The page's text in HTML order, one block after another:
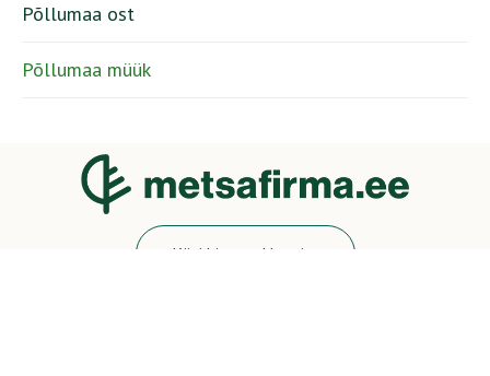
Põllumaa ost
Põllumaa müük
Küsi hinnapakkumist